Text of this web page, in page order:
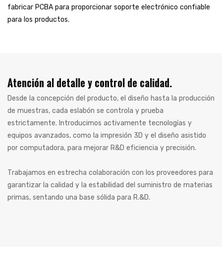
fabricar PCBA para proporcionar soporte electrónico confiable
para los productos.
Atención al detalle y control de calidad.
Desde la concepción del producto, el diseño hasta la producción
de muestras, cada eslabón se controla y prueba
estrictamente. Introducimos activamente tecnologías y
equipos avanzados, como la impresión 3D y el diseño asistido
por computadora, para mejorar R&D eficiencia y precisión.
Trabajamos en estrecha colaboración con los proveedores para
garantizar la calidad y la estabilidad del suministro de materias
primas, sentando una base sólida para R.&D.